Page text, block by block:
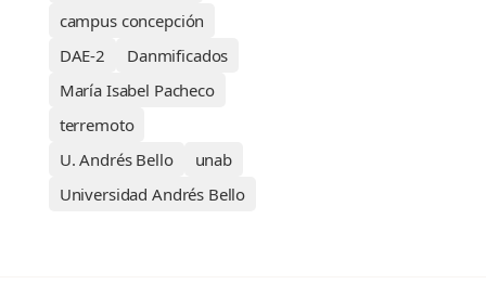
campus concepción
DAE-2
Danmificados
María Isabel Pacheco
terremoto
U. Andrés Bello
unab
Universidad Andrés Bello